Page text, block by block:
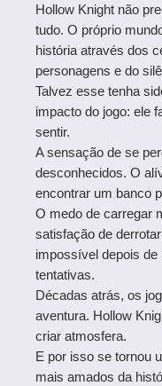
Hollow Knight não
tudo. O próprio
história através dos
personagens e do
Talvez esse tenha
impacto do jogo: ele
sentir.
A sensação de se
desconhecidos. O
encontrar um banco
O medo de carregar
satisfação de
impossível depois de
tentativas.
Décadas atrás, os
aventura. Hollow
criar atmosfera.
E por isso se tornou
mais amados da